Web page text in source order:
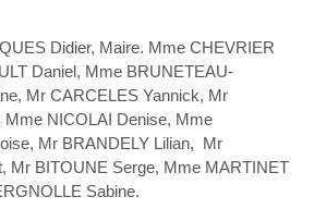
Didier, Maire. Mme CHEVRIER
Daniel, Mme BRUNETEAU-
Mr CARCELES Yannick, Mr
Mme NICOLAI Denise, Mme
Mr BRANDELY Lilian, Mr
Mr BITOUNE Serge, Mme MARTINET
Sabine.